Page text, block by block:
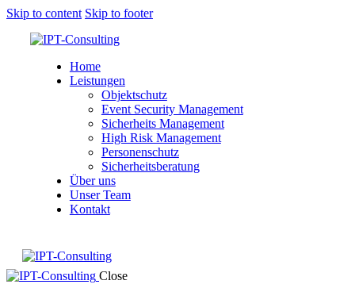
Skip to content Skip to footer
Home
Leistungen
Objektschutz
Event Security Management
Sicherheits Management
High Risk Management
Personenschutz
Sicherheitsberatung
Über uns
Unser Team
Kontakt
Close